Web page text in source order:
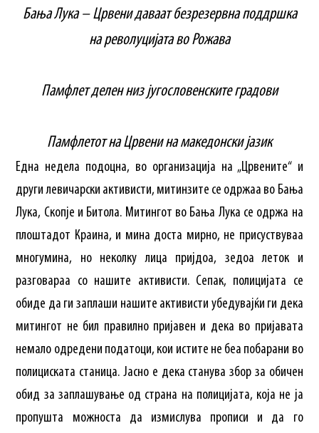
Бања Лука – Црвени даваат безрезервна поддршка
на револуцијата во Рожава
Памфлет делен низ југословенските градови
Памфлетот на Црвени на македонски јазик
Една недела подоцна, во организација на „Црвените“ и
други левичарски активисти, митинзите се одржаа во Бања
Лука, Скопје и Битола. Митингот во Бања Лука се одржа на
плоштадот Краина, и мина доста мирно, не присуствуваа
многумина, но неколку лица пријдоа, зедоа леток и
разговараа со нашите активисти. Сепак, полицијата се
обиде да ги заплаши нашите активисти убедувајќи ги дека
митингот не бил правилно пријавен и дека во пријавата
немало одредени податоци, кои истите не беа побарани во
полициската станица. Јасно е дека станува збор за обичен
обид за заплашување од страна на полицијата, која не ја
пропушта можноста да измислува прописи и да го